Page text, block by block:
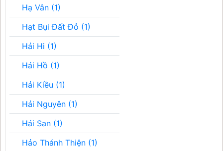
Hạ Vân (1)
Hạt Bụi Đất Đỏ (1)
Hải Hi (1)
Hải Hồ (1)
Hải Kiều (1)
Hải Nguyên (1)
Hải San (1)
Hảo Thánh Thiện (1)